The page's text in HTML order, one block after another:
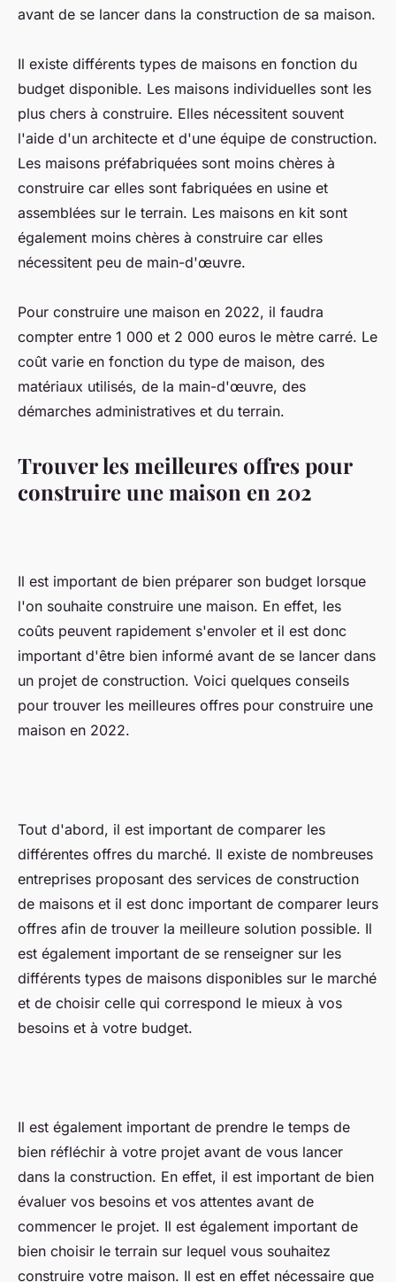
avant de se lancer dans la construction de sa maison.
Il existe différents types de maisons en fonction du
budget disponible. Les maisons individuelles sont les
plus chers à construire. Elles nécessitent souvent
l'aide d'un architecte et d'une équipe de construction.
Les maisons préfabriquées sont moins chères à
construire car elles sont fabriquées en usine et
assemblées sur le terrain. Les maisons en kit sont
également moins chères à construire car elles
nécessitent peu de main-d'œuvre.
Pour construire une maison en 2022, il faudra
compter entre 1 000 et 2 000 euros le mètre carré. Le
coût varie en fonction du type de maison, des
matériaux utilisés, de la main-d'œuvre, des
démarches administratives et du terrain.
Trouver les meilleures offres pour
construire une maison en 202
Il est important de bien préparer son budget lorsque
l'on souhaite construire une maison. En effet, les
coûts peuvent rapidement s'envoler et il est donc
important d'être bien informé avant de se lancer dans
un projet de construction. Voici quelques conseils
pour trouver les meilleures offres pour construire une
maison en 2022.
Tout d'abord, il est important de comparer les
différentes offres du marché. Il existe de nombreuses
entreprises proposant des services de construction
de maisons et il est donc important de comparer leurs
offres afin de trouver la meilleure solution possible. Il
est également important de se renseigner sur les
différents types de maisons disponibles sur le marché
et de choisir celle qui correspond le mieux à vos
besoins et à votre budget.
Il est également important de prendre le temps de
bien réfléchir à votre projet avant de vous lancer
dans la construction. En effet, il est important de bien
évaluer vos besoins et vos attentes avant de
commencer le projet. Il est également important de
bien choisir le terrain sur lequel vous souhaitez
construire votre maison. Il est en effet nécessaire que